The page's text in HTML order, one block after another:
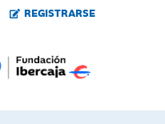
REGISTRARSE